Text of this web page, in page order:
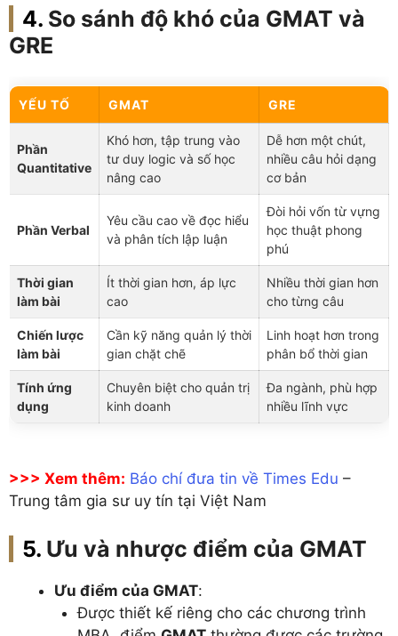
So sánh độ khó của GMAT và
GRE
YẾU TỐ GMAT GRE
Phần
Quantitative
Khó hơn, tập trung vào
tư duy logic và số học
nâng cao
Dễ hơn một chút,
nhiều câu hỏi dạng
cơ bản
Phần Verbal
Yêu cầu cao về đọc hiểu
và phân tích lập luận
Đòi hỏi vốn từ vựng
học thuật phong
phú
Thời gian
làm bài
Ít thời gian hơn, áp lực
cao
Nhiều thời gian hơn
cho từng câu
Chiến lược
làm bài
Cần kỹ năng quản lý thời
gian chặt chẽ
Linh hoạt hơn trong
phân bổ thời gian
Tính ứng
dụng
Chuyên biệt cho quản trị
kinh doanh
Đa ngành, phù hợp
nhiều lĩnh vực
>>> Xem thêm: Báo chí đưa tin về Times Edu –
Trung tâm gia sư uy tín tại Việt Nam
Ưu và nhược điểm của GMAT
Ưu điểm của GMAT:
Được thiết kế riêng cho các chương trình